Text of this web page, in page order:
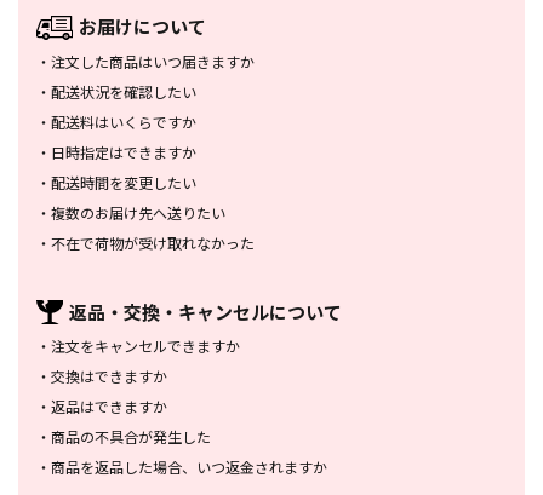
お届けについて
・ 注文した商品はいつ届きますか
・ 配送状況を確認したい
・ 配送料はいくらですか
・ 日時指定はできますか
・ 配送時間を変更したい
・ 複数のお届け先へ送りたい
・ 不在で荷物が受け取れなかった
返品・交換・ キャンセルについて
・ 注文をキャンセルできますか
・ 交換はできますか
・ 返品はできますか
・ 商品の不具合が発生した
・ 商品を返品した場合、 いつ返金されますか